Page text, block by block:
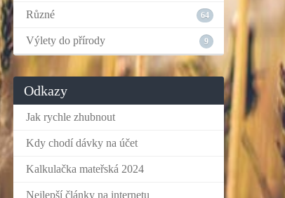
Různé 64
Výlety do přírody 9
Odkazy
Jak rychle zhubnout
Kdy chodí dávky na účet
Kalkulačka mateřská 2024
Nejlepší články na internetu